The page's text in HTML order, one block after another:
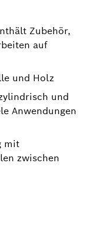
Zubehör,
auf
und Holz
und
Anwendungen
mit
zwischen